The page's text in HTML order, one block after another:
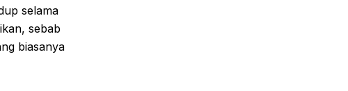
selama
sebab
biasanya